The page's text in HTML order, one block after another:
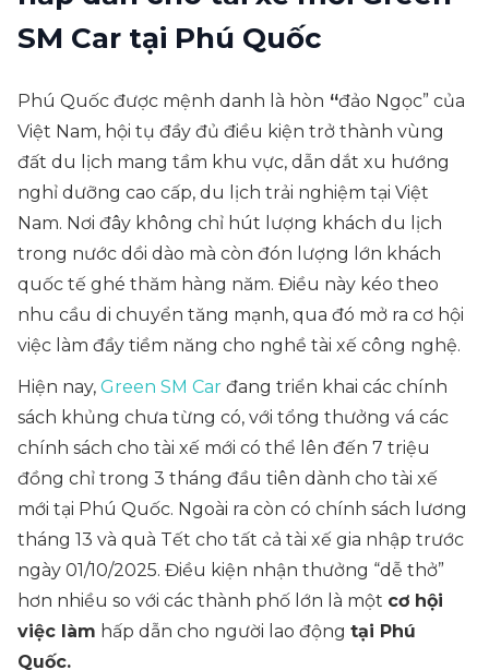
SM Car tại Phú Quốc
Phú Quốc được mệnh danh là hòn “đảo Ngọc” của
Việt Nam, hội tụ đầy đủ điều kiện trở thành vùng
đất du lịch mang tầm khu vực, dẫn dắt xu hướng
nghỉ dưỡng cao cấp, du lịch trải nghiệm tại Việt
Nam. Nơi đây không chỉ hút lượng khách du lịch
trong nước dồi dào mà còn đón lượng lớn khách
quốc tế ghé thăm hàng năm. Điều này kéo theo
nhu cầu di chuyển tăng mạnh, qua đó mở ra cơ hội
việc làm đầy tiềm năng cho nghề tài xế công nghệ.
Hiện nay, Green SM Car đang triển khai các chính
sách khủng chưa từng có, với tổng thưởng vá các
chính sách cho tài xế mới có thể lên đến 7 triệu
đồng chỉ trong 3 tháng đầu tiên dành cho tài xế
mới tại Phú Quốc. Ngoài ra còn có chính sách lương
tháng 13 và quà Tết cho tất cả tài xế gia nhập trước
ngày 01/10/2025. Điều kiện nhận thưởng “dễ thở”
hơn nhiều so với các thành phố lớn là một cơ hội
việc làm hấp dẫn cho người lao động tại Phú
Quốc.